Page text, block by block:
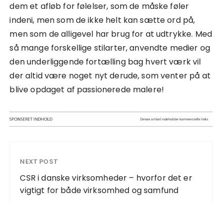
dem et afløb for følelser, som de måske føler
indeni, men som de ikke helt kan sætte ord på,
men som de alligevel har brug for at udtrykke. Med
så mange forskellige stilarter, anvendte medier og
den underliggende fortælling bag hvert værk vil
der altid være noget nyt derude, som venter på at
blive opdaget af passionerede malere!
NEXT POST
CSR i danske virksomheder – hvorfor det er
vigtigt for både virksomhed og samfund